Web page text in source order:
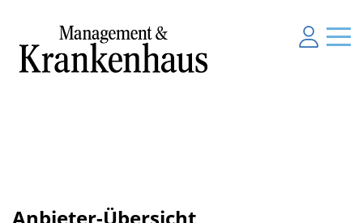
Anbieter-Übersicht